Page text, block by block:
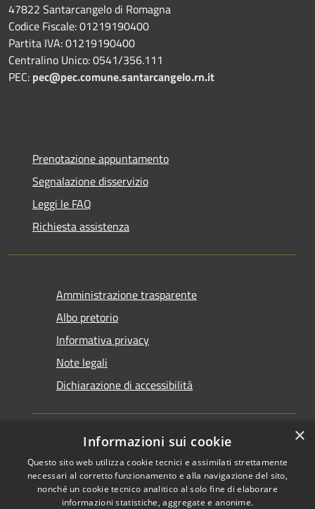
47822 Santarcangelo di Romagna
Codice Fiscale: 01219190400
Partita IVA: 01219190400
Centralino Unico: 0541/356.111
PEC: pec@pec.comune.santarcangelo.rn.it
Prenotazione appuntamento
Segnalazione disservizio
Leggi le FAQ
Richiesta assistenza
Amministrazione trasparente
Albo pretorio
Informativa privacy
Note legali
Dichiarazione di accessibilità
RSS
Accessibilità
Copyright © 2026 • Comune di
Santarcangelo di Romagna •
×
Informazioni sui cookie
Questo sito web utilizza cookie tecnici e assimilati strettamente
necessari al corretto funzionamento e alla navigazione del sito,
nonché un cookie tecnico analitico al solo fine di elaborare
informazioni statistiche, aggregate e anonime.